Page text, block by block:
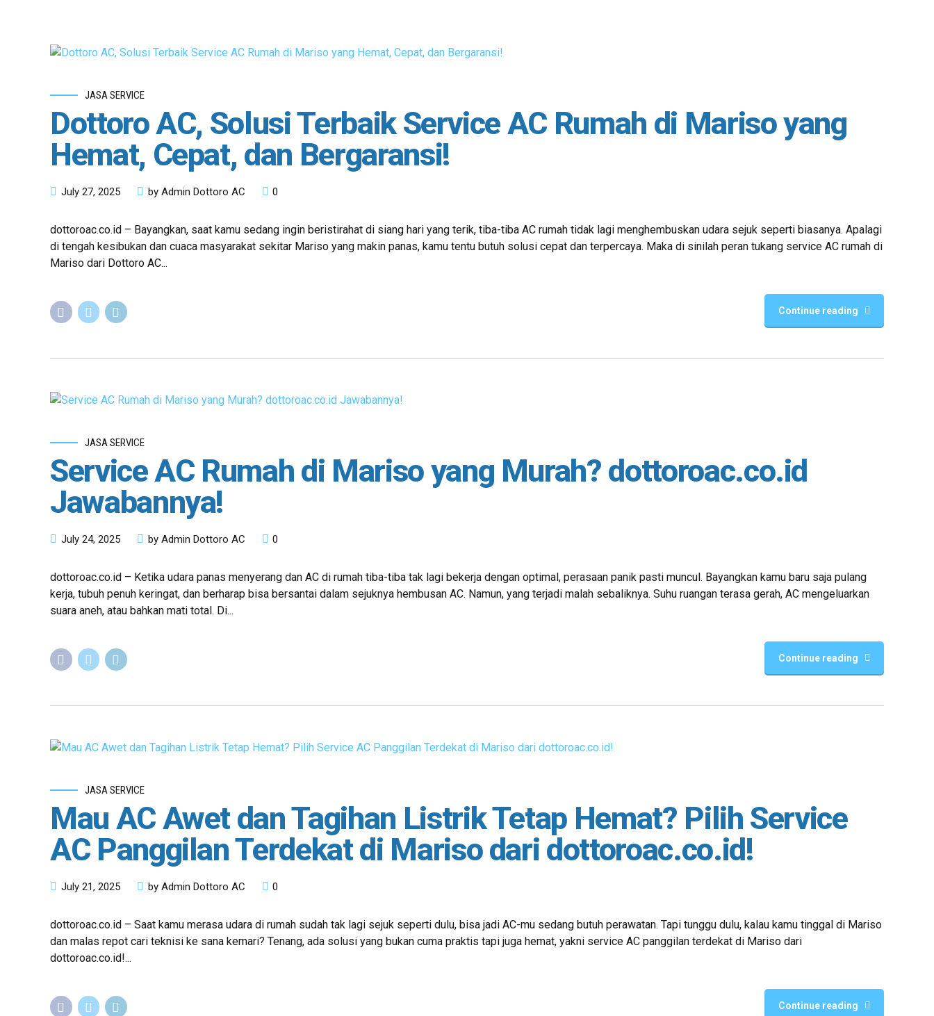
JASA SERVICE
Dottoro AC, Solusi Terbaik Service AC Rumah di Mariso yang
Hemat, Cepat, dan Bergaransi!
July 27, 2025 by Admin Dottoro AC 0
dottoroac.co.id – Bayangkan, saat kamu sedang ingin beristirahat di siang hari yang terik, tiba-tiba AC rumah tidak lagi menghembuskan udara sejuk seperti biasanya. Apalagi
di tengah kesibukan dan cuaca masyarakat sekitar Mariso yang makin panas, kamu tentu butuh solusi cepat dan terpercaya. Maka di sinilah peran tukang service AC rumah di
Mariso dari Dottoro AC...
Continue reading
JASA SERVICE
Service AC Rumah di Mariso yang Murah? dottoroac.co.id
Jawabannya!
July 24, 2025 by Admin Dottoro AC 0
dottoroac.co.id – Ketika udara panas menyerang dan AC di rumah tiba-tiba tak lagi bekerja dengan optimal, perasaan panik pasti muncul. Bayangkan kamu baru saja pulang
kerja, tubuh penuh keringat, dan berharap bisa bersantai dalam sejuknya hembusan AC. Namun, yang terjadi malah sebaliknya. Suhu ruangan terasa gerah, AC mengeluarkan
suara aneh, atau bahkan mati total. Di...
Continue reading
JASA SERVICE
Mau AC Awet dan Tagihan Listrik Tetap Hemat? Pilih Service
AC Panggilan Terdekat di Mariso dari dottoroac.co.id!
July 21, 2025 by Admin Dottoro AC 0
dottoroac.co.id – Saat kamu merasa udara di rumah sudah tak lagi sejuk seperti dulu, bisa jadi AC-mu sedang butuh perawatan. Tapi tunggu dulu, kalau kamu tinggal di Mariso
dan malas repot cari teknisi ke sana kemari? Tenang, ada solusi yang bukan cuma praktis tapi juga hemat, yakni service AC panggilan terdekat di Mariso dari
dottoroac.co.id!...
Continue reading